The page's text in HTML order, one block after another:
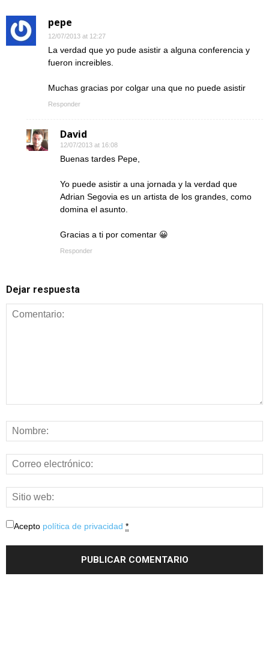
pepe
12/07/2013 at 12:27
La verdad que yo pude asistir a alguna conferencia y
fueron increibles.
Muchas gracias por colgar una que no puede asistir
Responder
David
12/07/2013 at 16:08
Buenas tardes Pepe,
Yo puede asistir a una jornada y la verdad que
Adrian Segovia es un artista de los grandes, como
domina el asunto.
Gracias a ti por comentar 😀
Responder
Dejar respuesta
Acepto política de privacidad *